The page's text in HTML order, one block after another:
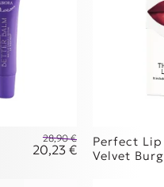
28,90€
Original price
20,23 €
Η τρέχουσα
Perfect Lip
Velvet